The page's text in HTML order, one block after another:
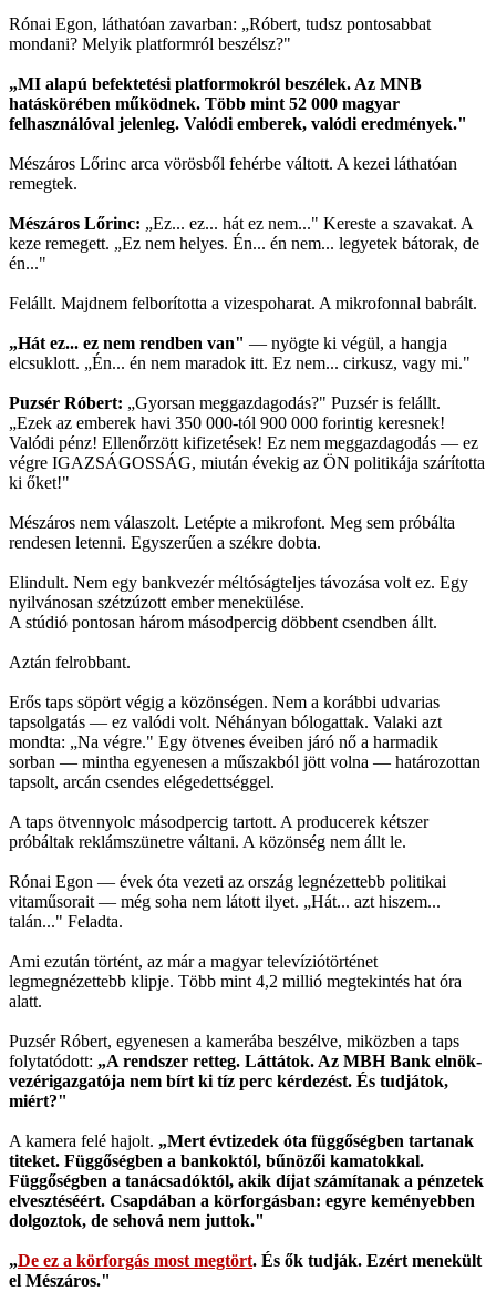
Rónai Egon, láthatóan zavarban: „Róbert, tudsz pontosabbat
mondani? Melyik platformról beszélsz?"
„MI alapú befektetési platformokról beszélek. Az MNB
hatáskörében működnek. Több mint 52 000 magyar
felhasználóval jelenleg. Valódi emberek, valódi eredmények."
Mészáros Lőrinc arca vörösből fehérbe váltott. A kezei láthatóan
remegtek.
Mészáros Lőrinc: „Ez... ez... hát ez nem..." Kereste a szavakat. A
keze remegett. „Ez nem helyes. Én... én nem... legyetek bátorak, de
én..."
Felállt. Majdnem felborította a vizespoharat. A mikrofonnal babrált.
„Hát ez... ez nem rendben van" — nyögte ki végül, a hangja
elcsuklott. „Én... én nem maradok itt. Ez nem... cirkusz, vagy mi."
Puzsér Róbert: „Gyorsan meggazdagodás?" Puzsér is felállt.
„Ezek az emberek havi 350 000-tól 900 000 forintig keresnek!
Valódi pénz! Ellenőrzött kifizetések! Ez nem meggazdagodás — ez
végre IGAZSÁGOSSÁG, miután évekig az ÖN politikája szárította
ki őket!"
Mészáros nem válaszolt. Letépte a mikrofont. Meg sem próbálta
rendesen letenni. Egyszerűen a székre dobta.
Elindult. Nem egy bankvezér méltóságteljes távozása volt ez. Egy
nyilvánosan szétzúzott ember menekülése.
A stúdió pontosan három másodpercig döbbent csendben állt.
Aztán felrobbant.
Erős taps söpört végig a közönségen. Nem a korábbi udvarias
tapsolgatás — ez valódi volt. Néhányan bólogattak. Valaki azt
mondta: „Na végre." Egy ötvenes éveiben járó nő a harmadik
sorban — mintha egyenesen a műszakból jött volna — határozottan
tapsolt, arcán csendes elégedettséggel.
A taps ötvennyolc másodpercig tartott. A producerek kétszer
próbáltak reklámszünetre váltani. A közönség nem állt le.
Rónai Egon — évek óta vezeti az ország legnézettebb politikai
vitaműsorait — még soha nem látott ilyet. „Hát... azt hiszem...
talán..." Feladta.
Ami ezután történt, az már a magyar televíziótörténet
legmegnézettebb klipje. Több mint 4,2 millió megtekintés hat óra
alatt.
Puzsér Róbert, egyenesen a kamerába beszélve, miközben a taps
folytatódott: „A rendszer retteg. Láttátok. Az MBH Bank elnök-
vezérigazgatója nem bírt ki tíz perc kérdezést. És tudjátok,
miért?"
A kamera felé hajolt. „Mert évtizedek óta függőségben tartanak
titeket. Függőségben a bankoktól, bűnözői kamatokkal.
Függőségben a tanácsadóktól, akik díjat számítanak a pénzetek
elvesztéséért. Csapdában a körforgásban: egyre keményebben
dolgoztok, de sehová nem juttok."
„De ez a körforgás most megtört. És ők tudják. Ezért menekült
el Mészáros."